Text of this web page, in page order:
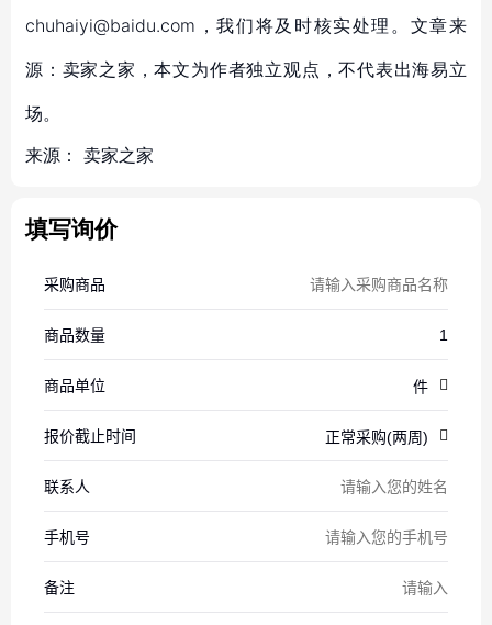
chuhaiyi@baidu.com，我们将及时核实处理。文章来
源：卖家之家，本文为作者独立观点，不代表出海易立
场。
来源： 卖家之家
填写询价